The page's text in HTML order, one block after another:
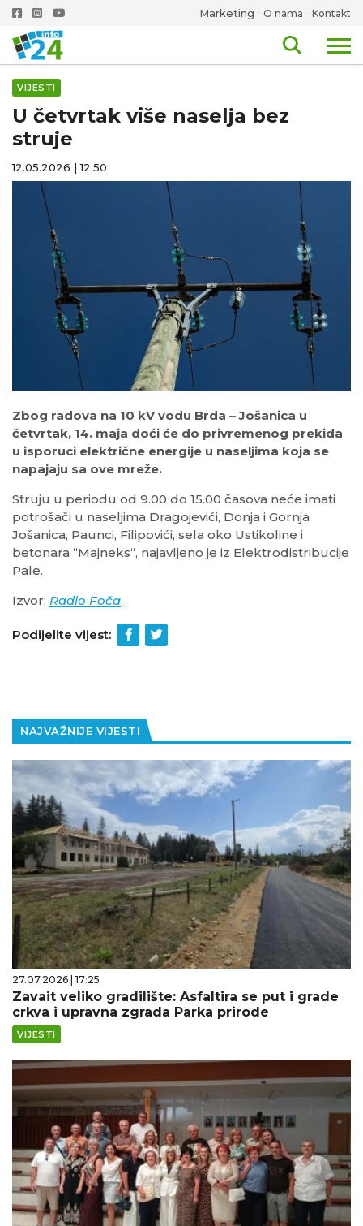
Marketing O nama Kontakt
VIJESTI
U četvrtak više naselja bez
struje
12.05.2026 | 12:50
Zbog radova na 10 kV vodu Brda – Jošanica u
četvrtak, 14. maja doći će do privremenog prekida
u isporuci električne energije u naseljima koja se
napajaju sa ove mreže.
Struju u periodu od 9.00 do 15.00 časova neće imati
potrošači u naseljima Dragojevići, Donja i Gornja
Jošanica, Paunci, Filipovići, sela oko Ustikoline i
betonara “Majneks“, najavljeno je iz Elektrodistribucije
Pale.
Izvor: Radio Foča
Podijelite vijest:
NAJVAŽNIJE VIJESTI
27.07.2026 | 17:25
Zavait veliko gradilište: Asfaltira se put i grade
crkva i upravna zgrada Parka prirode
VIJESTI